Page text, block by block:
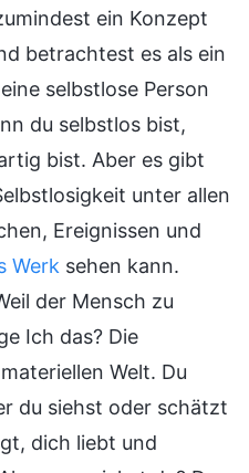
ein Konzept
betrachtest es als ein
selbstlose Person
du selbstlos bist,
bist. Aber es gibt
unter allen
Ereignissen und
Werk sehen kann.
der Mensch zu
Ich das? Die
Welt. Du
du siehst oder schätzt
dich liebt und